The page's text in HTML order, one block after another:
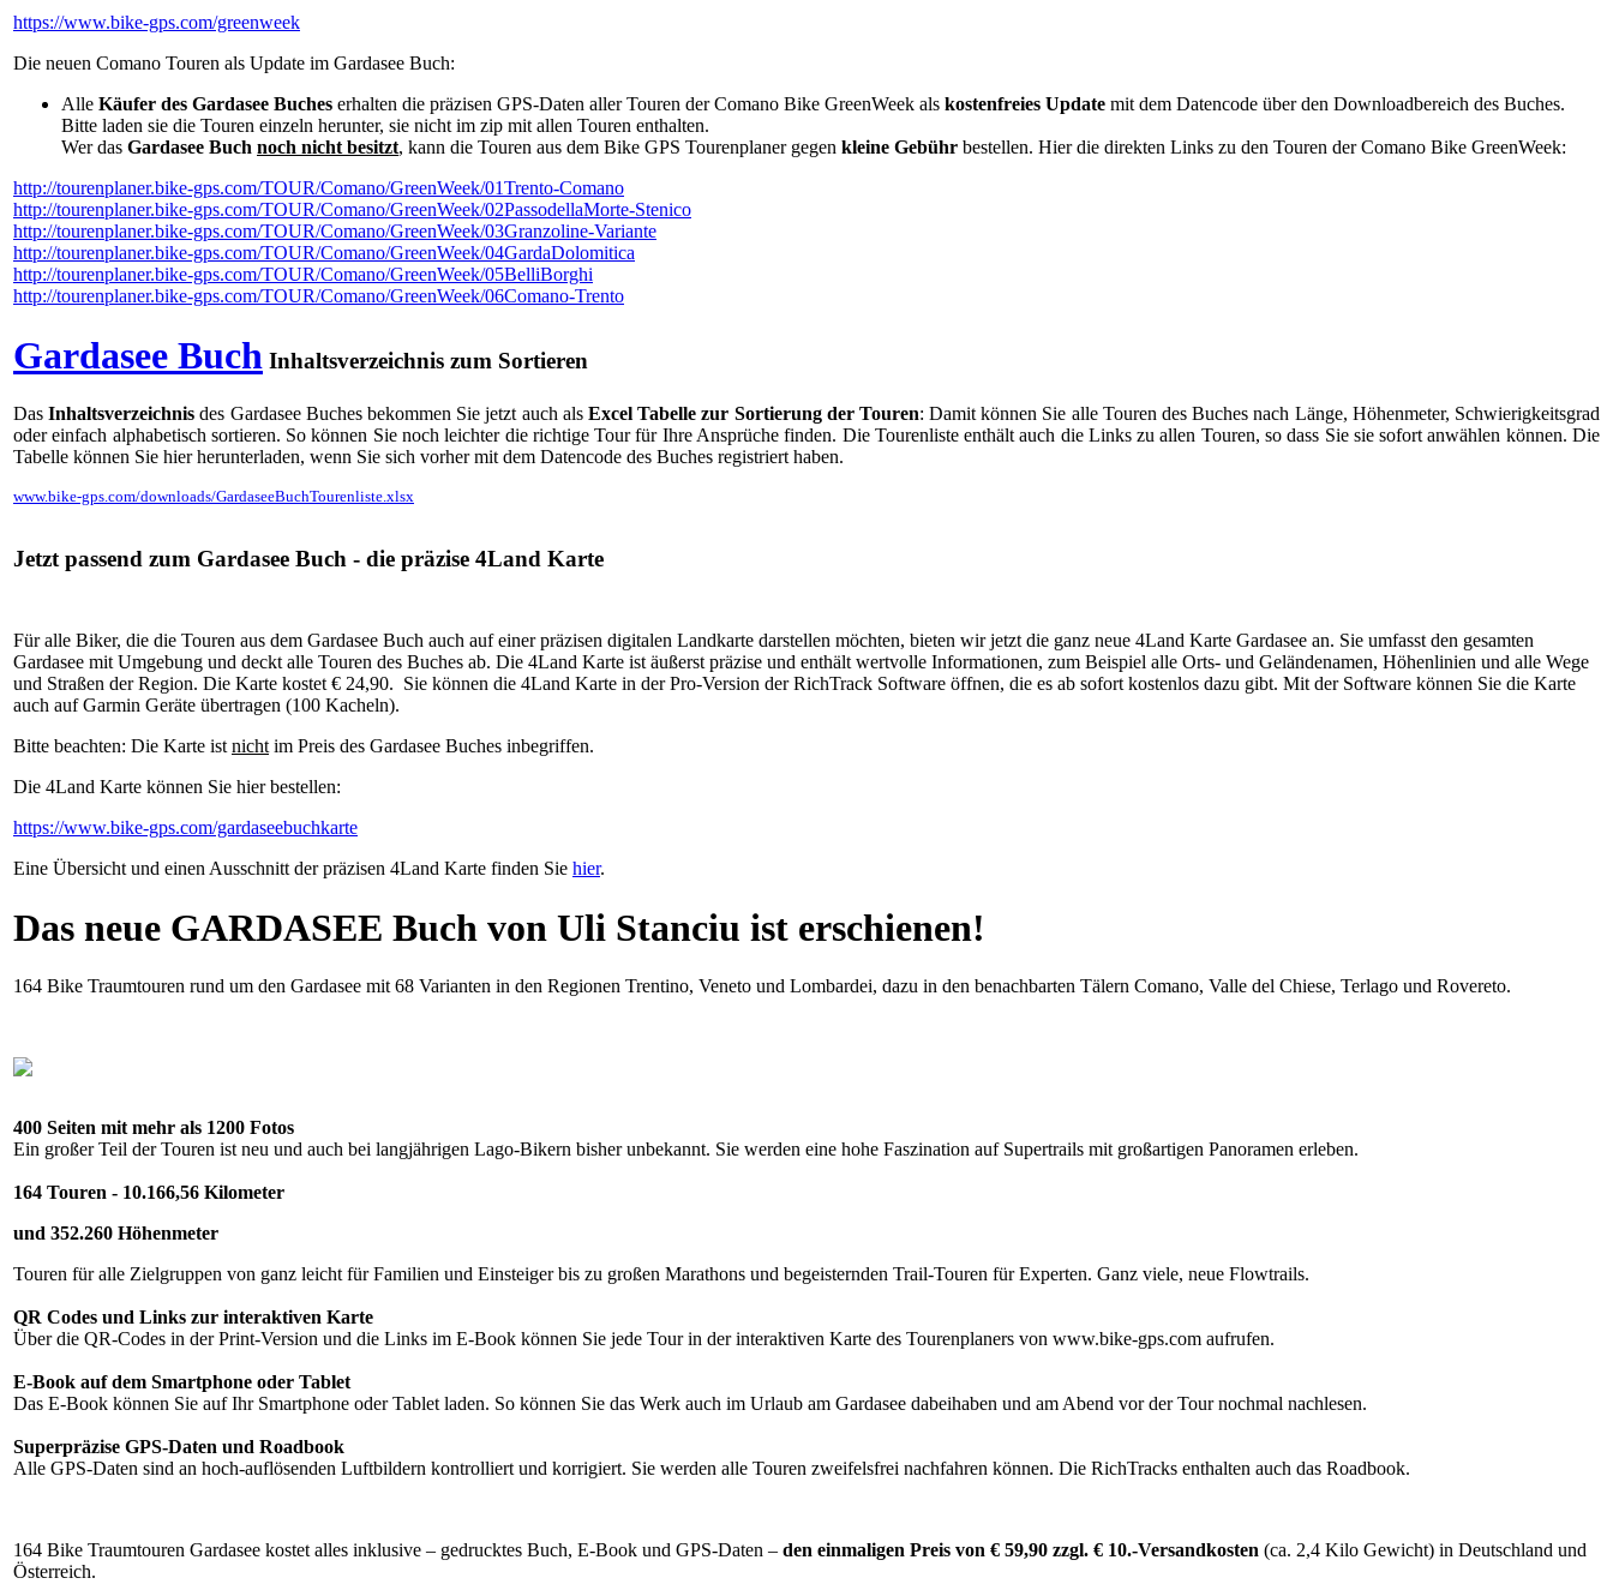
https://www.bike-gps.com/greenweek
Die neuen Comano Touren als Update im Gardasee Buch:
Alle Käufer des Gardasee Buches erhalten die präzisen GPS-Daten aller Touren der Comano Bike GreenWeek als kostenfreies Update mit dem Datencode über den Downloadbereich des Buches.
Bitte laden sie die Touren einzeln herunter, sie nicht im zip mit allen Touren enthalten.
Wer das Gardasee Buch noch nicht besitzt, kann die Touren aus dem Bike GPS Tourenplaner gegen kleine Gebühr bestellen. Hier die direkten Links zu den Touren der Comano Bike GreenWeek:
http://tourenplaner.bike-gps.com/TOUR/Comano/GreenWeek/01Trento-Comano
http://tourenplaner.bike-gps.com/TOUR/Comano/GreenWeek/02PassodellaMorte-Stenico
http://tourenplaner.bike-gps.com/TOUR/Comano/GreenWeek/03Granzoline-Variante
http://tourenplaner.bike-gps.com/TOUR/Comano/GreenWeek/04GardaDolomitica
http://tourenplaner.bike-gps.com/TOUR/Comano/GreenWeek/05BelliBorghi
http://tourenplaner.bike-gps.com/TOUR/Comano/GreenWeek/06Comano-Trento
Gardasee Buch Inhaltsverzeichnis zum Sortieren
DasInhaltsverzeichnis des Gardasee Buches bekommen Sie jetzt auch als Excel Tabelle zur Sortierung der Touren: Damit können Sie alle Touren des Buches nach Länge, Höhenmeter, Schwierigkeitsgrad
oder einfach alphabetisch sortieren. So können Sie noch leichter die richtige Tour für Ihre Ansprüche finden. Die Tourenliste enthält auch die Links zu allen Touren, so dass Sie sie sofort anwählen können. Die
Tabelle können Sie hier herunterladen, wenn Sie sich vorher mit dem Datencode des Buches registriert haben.
www.bike-gps.com/downloads/GardaseeBuchTourenliste.xlsx
Jetzt passend zum Gardasee Buch - die präzise 4Land Karte
Für alle Biker, die die Touren aus dem Gardasee Buch auch auf einer präzisen digitalen Landkarte darstellen möchten, bieten wir jetzt die ganz neue 4Land Karte Gardasee an. Sie umfasst den gesamten
Gardasee mit Umgebung und deckt alle Touren des Buches ab. Die 4Land Karte ist äußerst präzise und enthält wertvolle Informationen, zum Beispiel alle Orts- und Geländenamen, Höhenlinien und alle Wege
und Straßen der Region. Die Karte kostet € 24,90. Sie können die 4Land Karte in der Pro-Version der RichTrack Software öffnen, die es ab sofort kostenlos dazu gibt. Mit der Software können Sie die Karte
auch auf Garmin Geräte übertragen (100 Kacheln).
Bitte beachten: Die Karte ist nicht im Preis des Gardasee Buches inbegriffen.
Die 4Land Karte können Sie hier bestellen:
https://www.bike-gps.com/gardaseebuchkarte
Eine Übersicht und einen Ausschnitt der präzisen 4Land Karte finden Sie hier.
Das neue GARDASEE Buch von Uli Stanciu ist erschienen!
164 Bike Traumtouren rund um den Gardasee mit 68 Varianten in den Regionen Trentino, Veneto und Lombardei, dazu in den benachbarten Tälern Comano, Valle del Chiese, Terlago und Rovereto.
400 Seiten mit mehr als 1200 Fotos
Ein großer Teil der Touren ist neu und auch bei langjährigen Lago-Bikern bisher unbekannt. Sie werden eine hohe Faszination auf Supertrails mit großartigen Panoramen erleben.
164 Touren - 10.166,56 Kilometer
und 352.260 Höhenmeter
Touren für alle Zielgruppen von ganz leicht für Familien und Einsteiger bis zu großen Marathons und begeisternden Trail-Touren für Experten. Ganz viele, neue Flowtrails.
QR Codes und Links zur interaktiven Karte
Über die QR-Codes in der Print-Version und die Links im E-Book können Sie jede Tour in der interaktiven Karte des Tourenplaners von www.bike-gps.com aufrufen.
E-Book auf dem Smartphone oder Tablet
Das E-Book können Sie auf Ihr Smartphone oder Tablet laden. So können Sie das Werk auch im Urlaub am Gardasee dabeihaben und am Abend vor der Tour nochmal nachlesen.
Superpräzise GPS-Daten und Roadbook
Alle GPS-Daten sind an hoch-auflösenden Luftbildern kontrolliert und korrigiert. Sie werden alle Touren zweifelsfrei nachfahren können. Die RichTracks enthalten auch das Roadbook.
164 Bike Traumtouren Gardasee kostet alles inklusive – gedrucktes Buch, E-Book und GPS-Daten – den einmaligen Preis von € 59,90 zzgl. € 10.-Versandkosten (ca. 2,4 Kilo Gewicht) in Deutschland und
Österreich.